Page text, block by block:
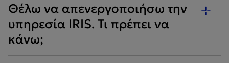
Θέλω να απενεργοποιήσω την
υπηρεσία IRIS. Τι πρέπει να
κάνω;